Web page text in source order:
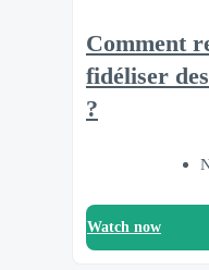
Comment
fidéliser
?
Watch now